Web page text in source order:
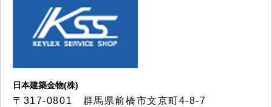
日本建築金物(株)
〒317‐0801 群馬県前橋市文京町4-8-7